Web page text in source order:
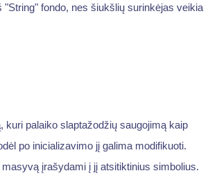
fondo, nes šiukšlių surinkėjas veikia
kuri palaiko slaptažodžių saugojimą kaip
po inicializavimo jį galima modifikuoti.
įrašydami į jį atsitiktinius simbolius.